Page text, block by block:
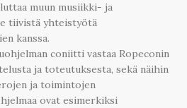
muun musiikki- ja
tiivistä yhteistyötä
kanssa.
coniitti vastaa Ropeconin
ja toteutuksesta, sekä näihin
ja toimintojen
ovat esimerkiksi